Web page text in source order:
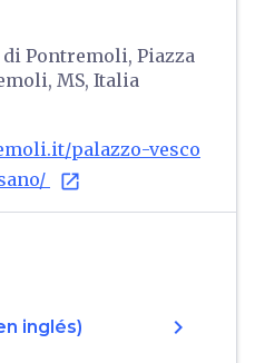
Pontremoli, Piazza
MS, Italia
palazzo-vesco
open_in_new
inglés) chevron_right